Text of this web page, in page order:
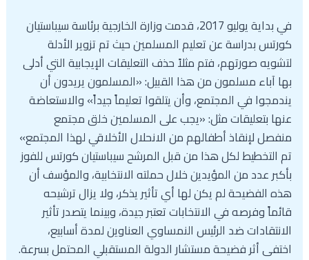
في بداية يوليو 2017، قدمت وزارة الخارجية برئاسة سيباستيان
كورتس بدراسة عن تعليم المسلمين حيث تم تزوير الأدلة
لتشويه صورتهم، فتم مثلاً حذف التعليقات الإيجابية التي أدلى
بها آباء مسلمون من هذا القبيل: «المسلمون يريدون أن
يندمجوا في المجتمع، وأن يتلقوا تعليماً جيداً» والاستعاضة
عنها بتعليقات مثل: «يجب على المسلمين خلق مجتمع
منفصل لإنقاذ أطفالهم من الانحلال الأخلاقي لهذا المجتمع»
تم التخطيط لكل هذا من قبل المرشح سيباستيان كورتس للفوز
بأكبر عدد من المؤيدين خلال حملته الانتخابية، والمؤسف أن
هذه الفضيحة لم يكن لها أي تأثير يذكر، ولا يزال ترشيحه
قائماً وفرصه في الانتخابات تعتبر جيدة، وبينما يتصدر تأثير
الانتقادات ضد الرئيس النمساوي العناوين لمدة أسابيع،
اختفى أثر فضيحة مستشار الدولة المستقبلي المحتمل بسرعة.